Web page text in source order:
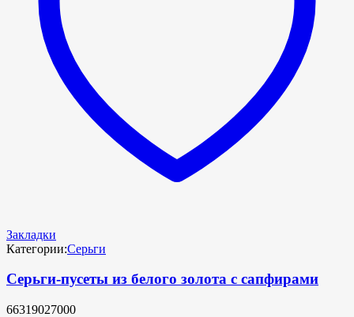
Закладки
Категории:Серьги
Серьги-пусеты из белого золота с сапфирами
66319027000